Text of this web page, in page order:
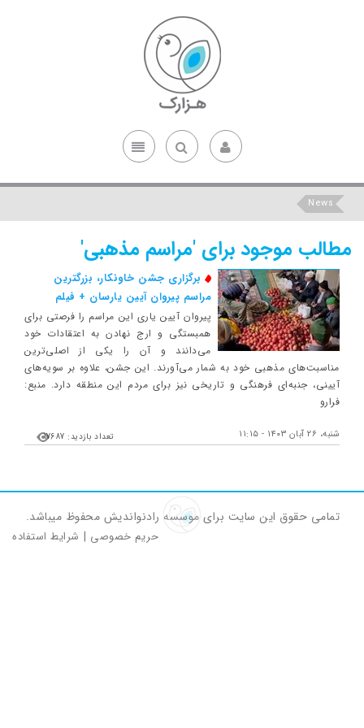
News
مطالب موجود برای 'مراسم مذهبی'
برگزاری جشن خاونکار، بزرگترین
مراسم پیروان آیین یارسان + فیلم
پیروان آیین یاری این مراسم را فرصتی برای
همبستگی و ارج نهادن به اعتقادات خود
می‌دانند و آن را یکی از اصلی‌ترین
مناسبت‌های مذهبی خود به شمار می‌آورند. این جشن، علاوه بر سویه‌های
آیینی، جنبه‌ای فرهنگی و تاریخی نیز برای مردم این منطقه دارد. منبع:
فرارو
شنبه، ۲۶ آبان ۱۴۰۳ - ۱۱:۱۵ تعداد بازدید: 17687
تمامی حقوق این سایت برای موسسه رادنواندیش محفوظ میباشد.
حریم خصوصی | شرایط استفاده